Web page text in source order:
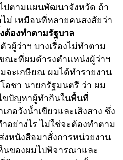
ปตามแผนพัฒนาจังหวัด ถ้า
ม่ เหมือนที่หลายคนสงสัยว่า
ต้องทำตามรัฐบาล
วผู้ว่าฯ บางเรื่องไม่ทำตาม
ณะที่ผมดำรงตำแหน่งผู้ว่าฯ
จะเกษียณ ผมได้ทำรายงาน
อชา นายกรัฐมนตรี ว่า ผม
ขปัญหาผู้ทำกินในพื้นที่
อวังน้ำเขียวและเสิงสาง ซึ่ง
อย่างไร ไม่ใช่จะต้องทำตาม
หนังสือมาสั่งการหน่วยงาน
นของผมไปพิจารณาและ